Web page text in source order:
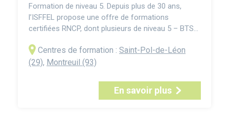
Formation de niveau 5. Depuis plus de 30 ans,
l’ISFFEL propose une offre de formations
certifiées RNCP, dont plusieurs de niveau 5 – BTS
généralement à deux années d’études après le
baccalauréat. Le Titre Professionnel Manager
opérationnelle d’un périmètre d...
Centres de formation : Saint-Pol-de-Léon
(29), Montreuil (93)
En savoir plus